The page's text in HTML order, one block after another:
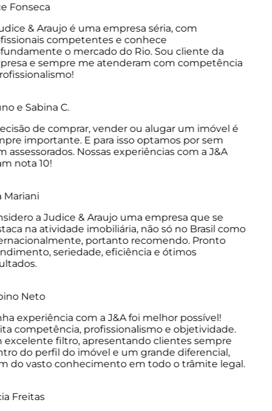
Fonseca
& Araujo é uma empresa séria, com
competentes e conhece
o mercado do Rio. Sou cliente da
e sempre me atenderam com competência
e Sabina C.
de comprar, vender ou alugar um imóvel é
importante. E para isso optamos por sem
Nossas experiências com a J&A
nota 10!
a Judice & Araujo uma empresa que se
na atividade imobiliária, não só no Brasil como
portanto recomendo. Pronto
seriedade, eficiência e ótimos
Neto
experiência com a J&A foi melhor possível!
competência, profissionalismo e objetividade.
filtro, apresentando clientes sempre
do perfil do imóvel e um grande diferencial,
do vasto conhecimento em todo o trâmite legal.
Freitas